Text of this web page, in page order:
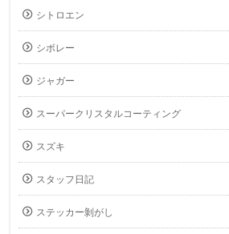
シトロエン
シボレー
ジャガー
スーパークリスタルコーティング
スズキ
スタッフ日記
ステッカー剝がし